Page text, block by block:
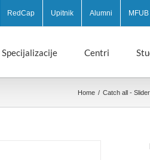
RedCap Upitnik Alumni
Specijalizacije Centri
Home / Catch all - Slider